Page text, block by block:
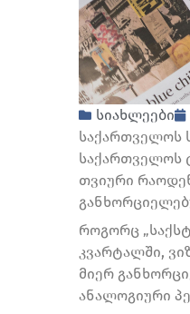
სიახლეები
საქართველოს
საქართველოს
თვიური
როგორც
კვარტალში,
მიერ
ანალოგიური